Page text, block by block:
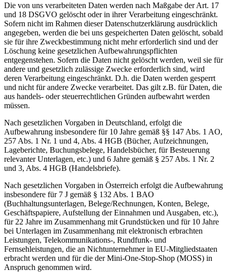
Die von uns verarbeiteten Daten werden nach Maßgabe der Art. 17
und 18 DSGVO gelöscht oder in ihrer Verarbeitung eingeschränkt.
Sofern nicht im Rahmen dieser Datenschutzerklärung ausdrücklich
angegeben, werden die bei uns gespeicherten Daten gelöscht, sobald
sie für ihre Zweckbestimmung nicht mehr erforderlich sind und der
Löschung keine gesetzlichen Aufbewahrungspflichten
entgegenstehen. Sofern die Daten nicht gelöscht werden, weil sie für
andere und gesetzlich zulässige Zwecke erforderlich sind, wird
deren Verarbeitung eingeschränkt. D.h. die Daten werden gesperrt
und nicht für andere Zwecke verarbeitet. Das gilt z.B. für Daten, die
aus handels- oder steuerrechtlichen Gründen aufbewahrt werden
müssen.
Nach gesetzlichen Vorgaben in Deutschland, erfolgt die
Aufbewahrung insbesondere für 10 Jahre gemäß §§ 147 Abs. 1 AO,
257 Abs. 1 Nr. 1 und 4, Abs. 4 HGB (Bücher, Aufzeichnungen,
Lageberichte, Buchungsbelege, Handelsbücher, für Besteuerung
relevanter Unterlagen, etc.) und 6 Jahre gemäß § 257 Abs. 1 Nr. 2
und 3, Abs. 4 HGB (Handelsbriefe).
Nach gesetzlichen Vorgaben in Österreich erfolgt die Aufbewahrung
insbesondere für 7 J gemäß § 132 Abs. 1 BAO
(Buchhaltungsunterlagen, Belege/Rechnungen, Konten, Belege,
Geschäftspapiere, Aufstellung der Einnahmen und Ausgaben, etc.),
für 22 Jahre im Zusammenhang mit Grundstücken und für 10 Jahre
bei Unterlagen im Zusammenhang mit elektronisch erbrachten
Leistungen, Telekommunikations-, Rundfunk- und
Fernsehleistungen, die an Nichtunternehmer in EU-Mitgliedstaaten
erbracht werden und für die der Mini-One-Stop-Shop (MOSS) in
Anspruch genommen wird.